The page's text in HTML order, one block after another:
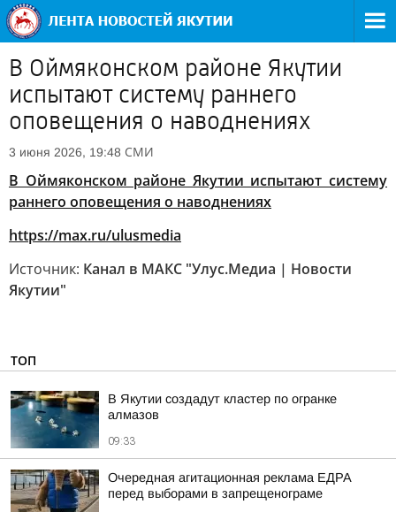
В Оймяконском районе Якутии
испытают систему раннего
оповещения о наводнениях
3 июня 2026, 19:48 СМИ
В Оймяконском районе Якутии испытают систему
раннего оповещения о наводнениях
https://max.ru/ulusmedia
Источник: Канал в МАКС "Улус.Медиа | Новости
Якутии"
ТОП
В Якутии создадут кластер по огранке
алмазов
09:33
Очередная агитационная реклама ЕДРА
перед выборами в запрещенограме